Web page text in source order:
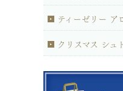
ティーゼリー ア
クリスマス シュ